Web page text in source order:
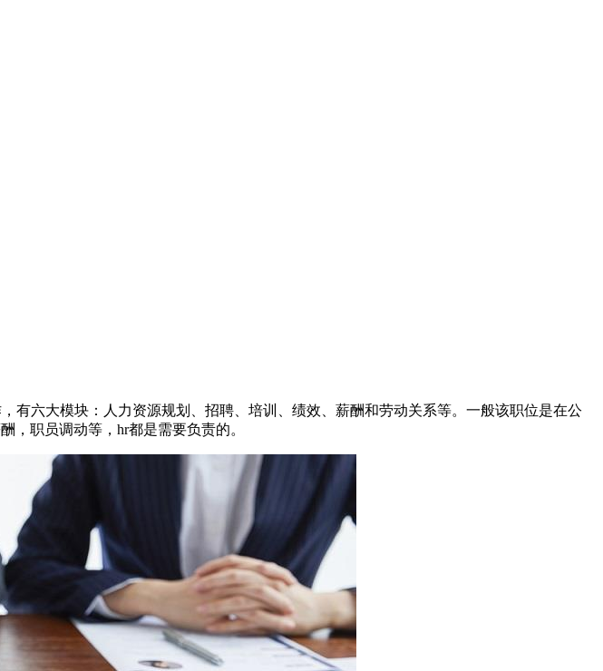
有六大模块：人力资源规划、招聘、培训、绩效、薪酬和劳动关系等。一般该职位是在公
，职员调动等，hr都是需要负责的。